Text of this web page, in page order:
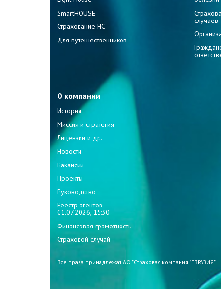
SmartHOUSE
Страхование НС
Для путешественников
случаев
О компании
История
Миссия и стратегия
Лицензии и др.
Новости
Вакансии
Проекты
Руководство
Реестр агентов -
01.07.2026, 15:30
Финансовая грамотность
Страховой случай
Все права принадлежат АО "Страховая компания "ЕВРАЗИЯ"